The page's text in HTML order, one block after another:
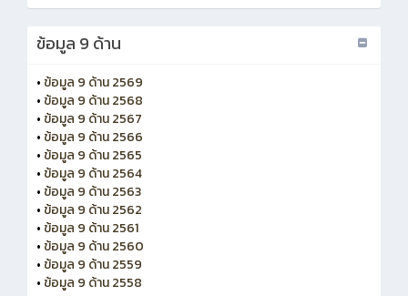
ข้อมูล 9 ด้าน
• ข้อมูล 9 ด้าน 2569
• ข้อมูล 9 ด้าน 2568
• ข้อมูล 9 ด้าน 2567
• ข้อมูล 9 ด้าน 2566
• ข้อมูล 9 ด้าน 2565
• ข้อมูล 9 ด้าน 2564
• ข้อมูล 9 ด้าน 2563
• ข้อมูล 9 ด้าน 2562
• ข้อมูล 9 ด้าน 2561
• ข้อมูล 9 ด้าน 2560
• ข้อมูล 9 ด้าน 2559
• ข้อมูล 9 ด้าน 2558